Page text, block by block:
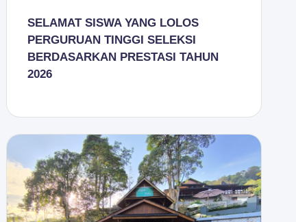
SELAMAT SISWA YANG LOLOS
PERGURUAN TINGGI SELEKSI
BERDASARKAN PRESTASI TAHUN
2026